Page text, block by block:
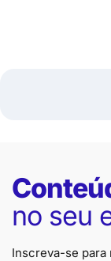
no seu
Inscreva-se para